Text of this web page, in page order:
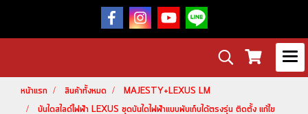
หน้าแรก สินค้าทั้งหมด
MAJESTY+LEXUS LM
บันไดสไลด์ไฟฟ้า LEXUS ชุดบันไดไฟฟ้าแบบพับเก็บได้ตรงรุ่น ติดตั้ง แก้ไข